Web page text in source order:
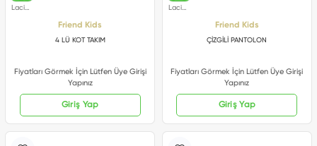
Friend Kids
4 LÜ KOT TAKIM
Fiyatları Görmek İçin Lütfen Üye Girişi
Yapınız
Giriş Yap
Friend Kids
ÇİZGİLİ PANTOLON
Fiyatları Görmek İçin Lütfen Üye Girişi
Yapınız
Giriş Yap